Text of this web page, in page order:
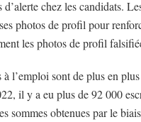
d’alerte chez les candidats.
photos de profil pour
les photos de profil
à l’emploi sont de plus en
il y a eu plus de 92 000
sommes obtenues par le